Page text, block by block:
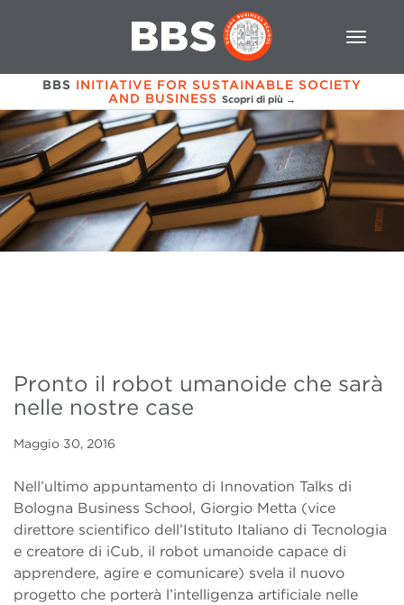
BBS INITIATIVE FOR SUSTAINABLE SOCIETY
AND BUSINESS Scopri di più →
Pronto il robot umanoide che sarà
nelle nostre case
Maggio 30, 2016
Nell’ultimo appuntamento di Innovation Talks di
Bologna Business School, Giorgio Metta (vice
direttore scientifico dell’Istituto Italiano di Tecnologia
e creatore di iCub, il robot umanoide capace di
apprendere, agire e comunicare) svela il nuovo
progetto che porterà l’intelligenza artificiale nelle